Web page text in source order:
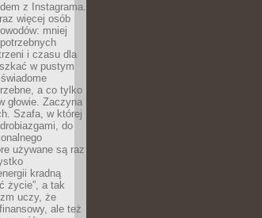
z Instagrama.
więcej osób
mniej
i czasu dla
w pustym
a co tylko
głowie. Zaczyna
Szafa, w której
do
używane są raz
kradną
życie”, a tak
uczy, że
ale też